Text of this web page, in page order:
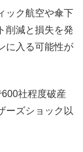
ック航空や傘下
削減と損失を発
に入る可能性が
社程度破産
ーズショック以